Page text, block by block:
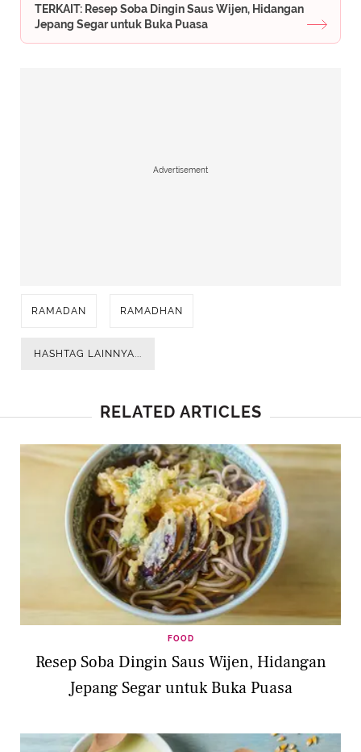
TERKAIT: Resep Soba Dingin Saus Wijen, Hidangan
Jepang Segar untuk Buka Puasa
Advertisement
RAMADAN RAMADHAN
HASHTAG LAINNYA...
RELATED ARTICLES
FOOD
Resep Soba Dingin Saus Wijen, Hidangan
Jepang Segar untuk Buka Puasa